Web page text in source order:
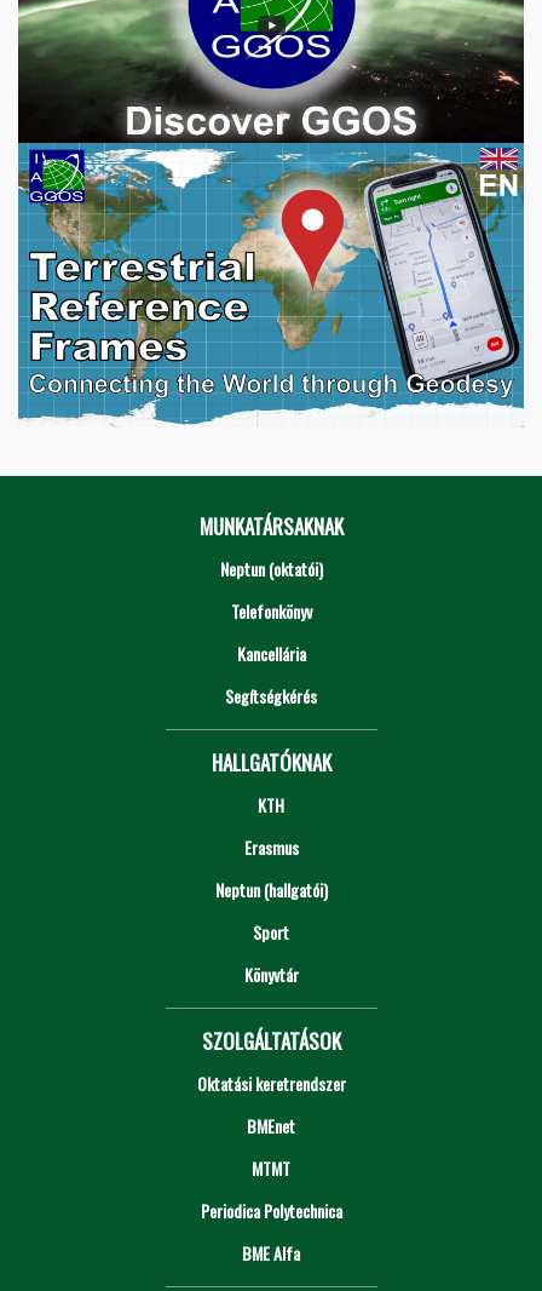
MUNKATÁRSAKNAK
Neptun (oktatói)
Telefonkönyv
Kancellária
Segítségkérés
HALLGATÓKNAK
KTH
Erasmus
Neptun (hallgatói)
Sport
Könyvtár
SZOLGÁLTATÁSOK
Oktatási keretrendszer
BMEnet
MTMT
Periodica Polytechnica
BME Alfa